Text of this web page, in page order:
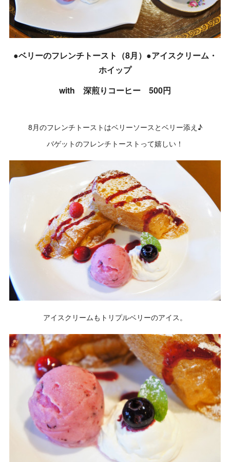
●ベリーのフレンチトースト（8月）●アイスクリーム・
ホイップ
with 深煎りコーヒー 500円
8月のフレンチトーストはベリーソースとベリー添え♪
バゲットのフレンチトーストって嬉しい！
アイスクリームもトリプルベリーのアイス。